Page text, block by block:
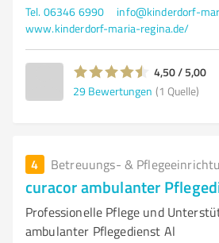
Tel. 06346 6990
info@kinderdorf-
www.kinderdorf-maria-regina.de/
4,50 / 5,00
29 Bewertungen (1 Quelle)
4 Betreuungs- &
curacor ambulanter
Professionelle Pflege und
ambulanter Pflegedienst Al